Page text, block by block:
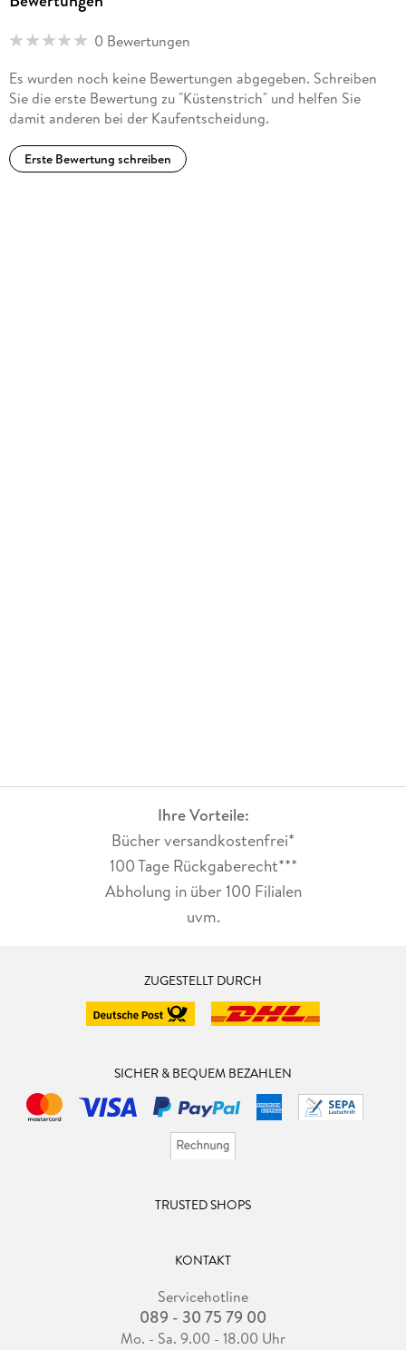
0 Bewertungen
Es wurden noch keine Bewertungen abgegeben. Schreiben
Sie die erste Bewertung zu "Küstenstrich" und helfen Sie
damit anderen bei der Kaufentscheidung.
Erste Bewertung schreiben
Ihre Vorteile:
Bücher versandkostenfrei*
100 Tage Rückgaberecht***
Abholung in über 100 Filialen
uvm.
ZUGESTELLT DURCH
SICHER & BEQUEM BEZAHLEN
TRUSTED SHOPS
KONTAKT
Servicehotline
089 - 30 75 79 00
Mo. - Sa. 9.00 - 18.00 Uhr